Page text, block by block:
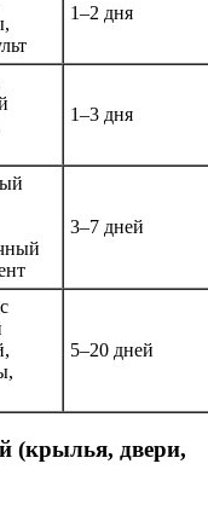
1–2 дня
1–3 дня
3–7 дней
5–20 дней
(крылья, двери,